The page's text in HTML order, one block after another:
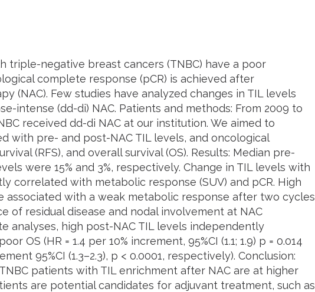
triple-negative breast cancers (TNBC) have a poor
complete response (pCR) is achieved after
(NAC). Few studies have analyzed changes in TIL levels
intense (dd-di) NAC. Patients and methods: From 2009 to
received dd-di NAC at our institution. We aimed to
with pre- and post-NAC TIL levels, and oncological
(RFS), and overall survival (OS). Results: Median pre-
were 15% and 3%, respectively. Change in TIL levels with
correlated with metabolic response (SUV) and pCR. High
associated with a weak metabolic response after two cycles
of residual disease and nodal involvement at NAC
analyses, high post-NAC TIL levels independently
OS (HR = 1.4 per 10% increment, 95%CI (1.1; 1.9) p = 0.014
95%CI (1.3–2.3), p < 0.0001, respectively). Conclusion:
patients with TIL enrichment after NAC are at higher
are potential candidates for adjuvant treatment, such as